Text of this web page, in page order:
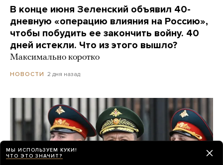
В конце июня Зеленский объявил 40-
дневную «операцию влияния на Россию»,
чтобы побудить ее закончить войну. 40
дней истекли. Что из этого вышло?
Максимально коротко
НОВОСТИ 2 дня назад
МЫ ИСПОЛЬЗУЕМ КУКИ!
ЧТО ЭТО ЗНАЧИТ?